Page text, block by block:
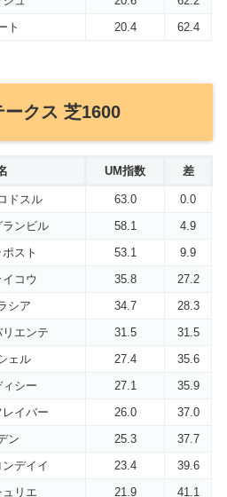
ト 20.4 62.4
クス 芝1600
UM指数 差
ドスル 63.0
0.0
ンビル 58.1
4.9
スト 53.1
9.9
コウ 35.8
27.2
シア 34.7
28.3
エンテ 31.5
31.5
ェル 27.4
35.6
ィシー 27.1
35.9
イバー 26.0
37.0
ン 25.3
37.7
デイイ 23.4
39.6
リエ 21.9
41.1